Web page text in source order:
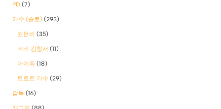
PD (7)
가수 (솔로) (293)
권은비 (35)
비비 김형서 (11)
아이유 (18)
트로트 가수 (29)
감독 (16)